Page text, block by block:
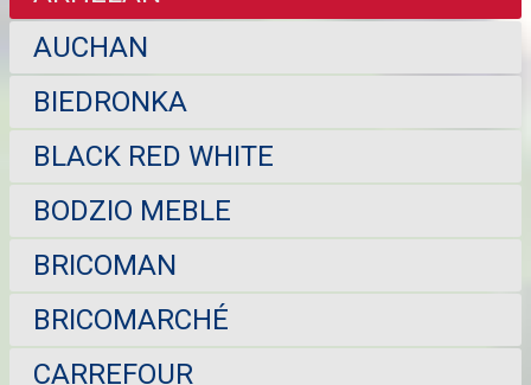
AUCHAN
BIEDRONKA
BLACK RED WHITE
BODZIO MEBLE
BRICOMAN
BRICOMARCHÉ
CARREFOUR